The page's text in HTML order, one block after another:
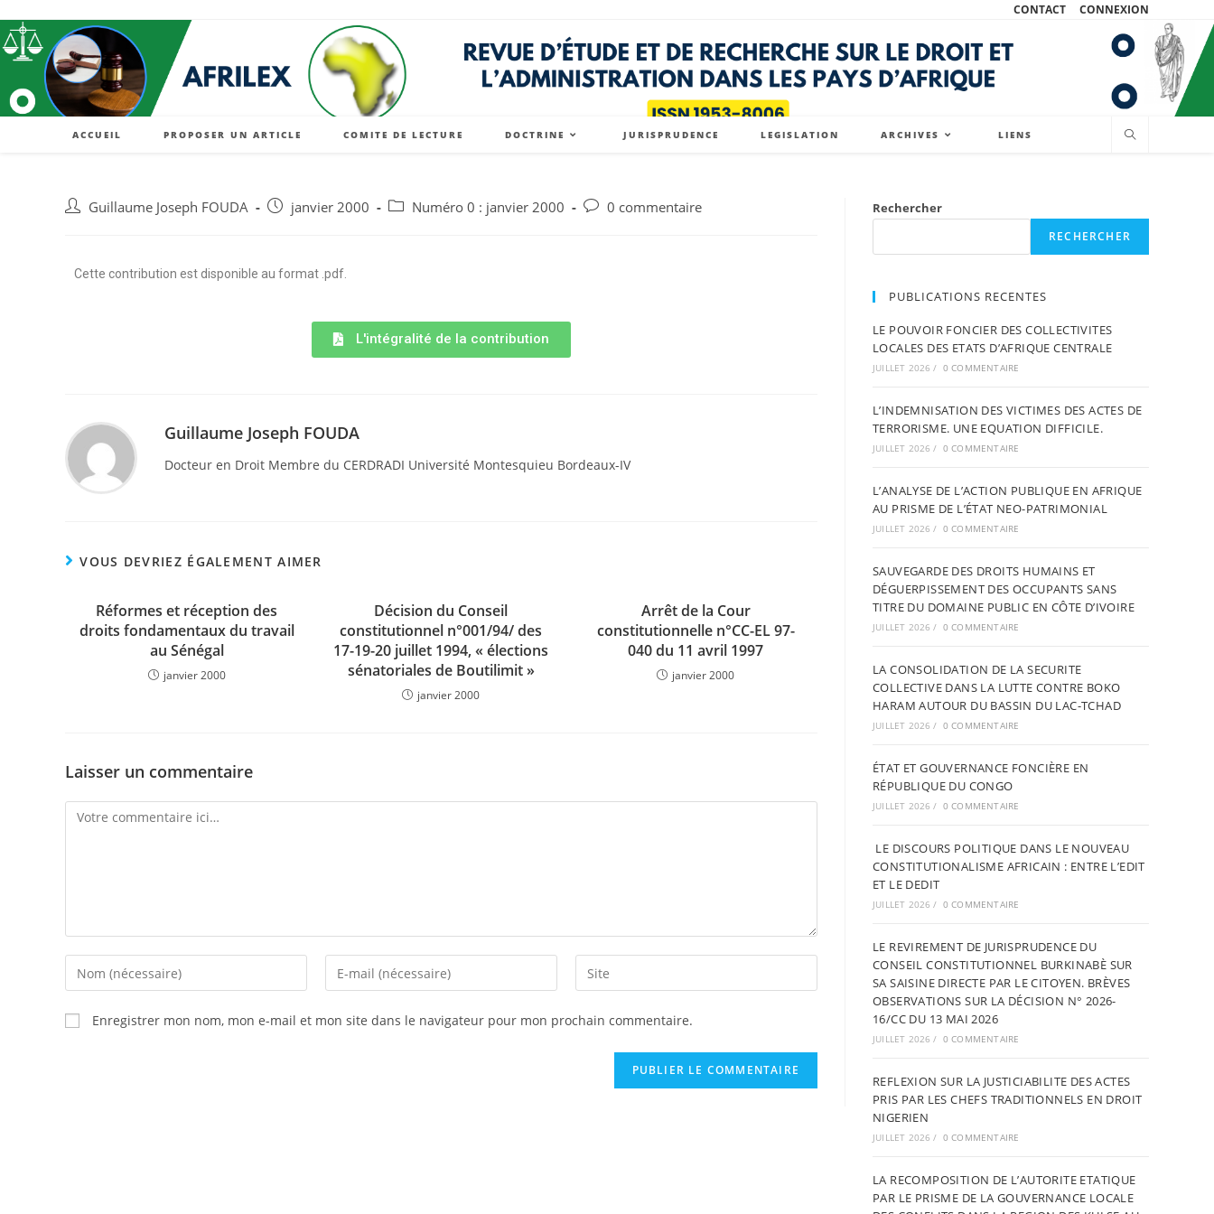
CONTACT CONNEXION
ACCUEIL PROPOSER UN ARTICLE COMITE DE LECTURE DOCTRINE JURISPRUDENCE LEGISLATION ARCHIVES LIENS
Guillaume Joseph FOUDA janvier 2000 Numéro 0 : janvier 2000 0 commentaire
Cette contribution est disponible au format .pdf.
L'intégralité de la contribution
Guillaume Joseph FOUDA
Docteur en Droit Membre du CERDRADI Université Montesquieu Bordeaux-IV
VOUS DEVRIEZ ÉGALEMENT AIMER
Réformes et réception des
droits fondamentaux du travail
au Sénégal
janvier 2000
Décision du Conseil
constitutionnel n°001/94/ des
17-19-20 juillet 1994, « élections
sénatoriales de Boutilimit »
janvier 2000
Arrêt de la Cour
constitutionnelle n°CC-EL 97-
040 du 11 avril 1997
janvier 2000
Laisser un commentaire
Enregistrer mon nom, mon e-mail et mon site dans le navigateur pour mon prochain commentaire.
Rechercher
RECHERCHER
PUBLICATIONS RECENTES
LE POUVOIR FONCIER DES COLLECTIVITES
LOCALES DES ETATS D’AFRIQUE CENTRALE
JUILLET 2026 / 0 COMMENTAIRE
L’INDEMNISATION DES VICTIMES DES ACTES DE
TERRORISME. UNE EQUATION DIFFICILE.
JUILLET 2026 / 0 COMMENTAIRE
L’ANALYSE DE L’ACTION PUBLIQUE EN AFRIQUE
AU PRISME DE L’ÉTAT NEO-PATRIMONIAL
JUILLET 2026 / 0 COMMENTAIRE
SAUVEGARDE DES DROITS HUMAINS ET
DÉGUERPISSEMENT DES OCCUPANTS SANS
TITRE DU DOMAINE PUBLIC EN CÔTE D’IVOIRE
JUILLET 2026 / 0 COMMENTAIRE
LA CONSOLIDATION DE LA SECURITE
COLLECTIVE DANS LA LUTTE CONTRE BOKO
HARAM AUTOUR DU BASSIN DU LAC-TCHAD
JUILLET 2026 / 0 COMMENTAIRE
ÉTAT ET GOUVERNANCE FONCIÈRE EN
RÉPUBLIQUE DU CONGO
JUILLET 2026 / 0 COMMENTAIRE
LE DISCOURS POLITIQUE DANS LE NOUVEAU
CONSTITUTIONALISME AFRICAIN : ENTRE L’EDIT
ET LE DEDIT
JUILLET 2026 / 0 COMMENTAIRE
LE REVIREMENT DE JURISPRUDENCE DU
CONSEIL CONSTITUTIONNEL BURKINABÈ SUR
SA SAISINE DIRECTE PAR LE CITOYEN. BRÈVES
OBSERVATIONS SUR LA DÉCISION N° 2026-
16/CC DU 13 MAI 2026
JUILLET 2026 / 0 COMMENTAIRE
REFLEXION SUR LA JUSTICIABILITE DES ACTES
PRIS PAR LES CHEFS TRADITIONNELS EN DROIT
NIGERIEN
JUILLET 2026 / 0 COMMENTAIRE
LA RECOMPOSITION DE L’AUTORITE ETATIQUE
PAR LE PRISME DE LA GOUVERNANCE LOCALE